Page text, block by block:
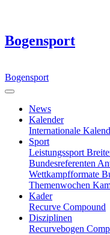
Bogensport
Bogensport
News
Kalender
Internationale
Sport
Leistungssport
Bundesreferenten
Wettkampfformate
Themenwochen
Kader
Recurve Compound
Disziplinen
Recurvebogen